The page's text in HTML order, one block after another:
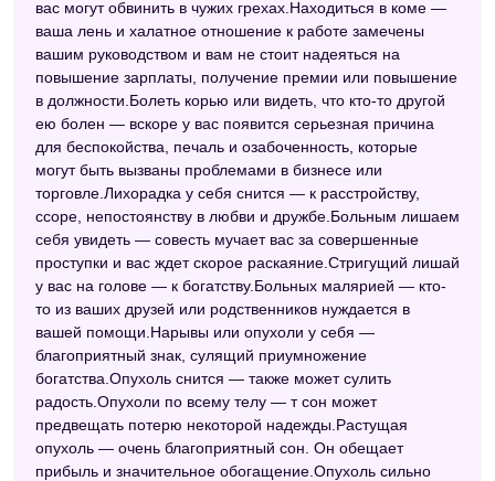
вас могут обвинить в чужих грехах.Находиться в коме —
ваша лень и халатное отношение к работе замечены
вашим руководством и вам не стоит надеяться на
повышение зарплаты, получение премии или повышение
в должности.Болеть корью или видеть, что кто-то другой
ею болен — вскоре у вас появится серьезная причина
для беспокойства, печаль и озабоченность, которые
могут быть вызваны проблемами в бизнесе или
торговле.Лихорадка у себя снится — к расстройству,
ссоре, непостоянству в любви и дружбе.Больным лишаем
себя увидеть — совесть мучает вас за совершенные
проступки и вас ждет скорое раскаяние.Стригущий лишай
у вас на голове — к богатству.Больных малярией — кто-
то из ваших друзей или родственников нуждается в
вашей помощи.Нарывы или опухоли у себя —
благоприятный знак, сулящий приумножение
богатства.Опухоль снится — также может сулить
радость.Опухоли по всему телу — т сон может
предвещать потерю некоторой надежды.Растущая
опухоль — очень благоприятный сон. Он обещает
прибыль и значительное обогащение.Опухоль сильно